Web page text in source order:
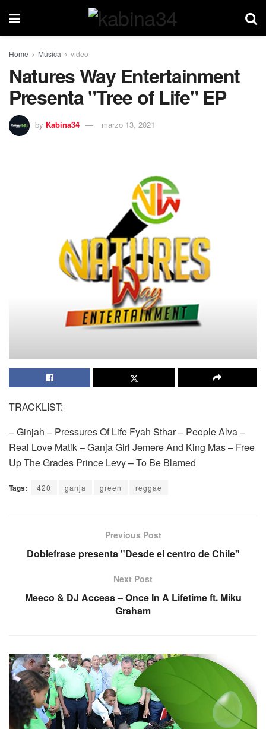
Home Música video
Natures Way Entertainment
Presenta "Tree of Life" EP
by Kabina34 marzo 13, 2021
TRACKLIST:
– Ginjah – Pressures Of Life Fyah Sthar – People Alva –
Real Love Matik – Ganja Girl Jemere And King Mas – Free
Up The Grades Prince Levy – To Be Blamed
Tags: 420 ganja green reggae
Previous Post
Doblefrase presenta "Desde el centro de Chile"
Next Post
Meeco & DJ Access – Once In A Lifetime ft. Miku
Graham